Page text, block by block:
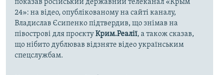
показав російський державний телеканал «Крым
24»: на відео, опублікованому на сайті каналу,
Владислав Єсипенко підтвердив, що знімав на
півострові для проєктуКрим.Реалії, а також сказав,
що нібито дублював відзняте відео українським
спецслужбам.